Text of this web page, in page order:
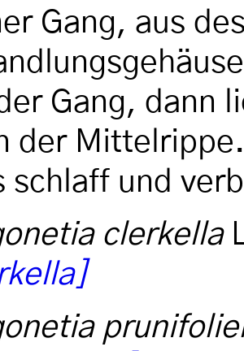
Gang, aus
Gang, dann
der
schlaff und
clerkella